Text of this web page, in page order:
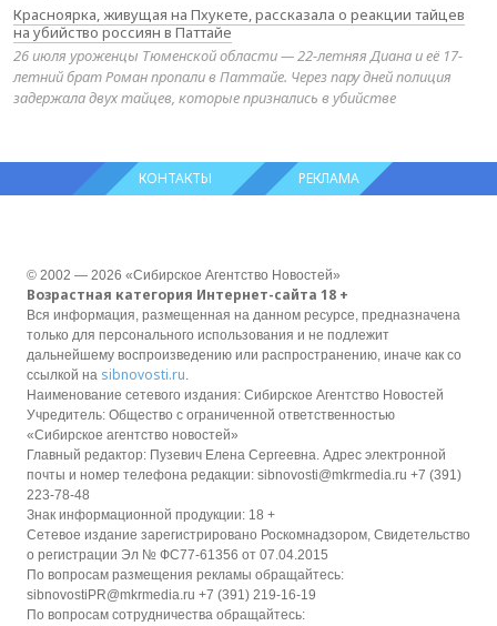
Красноярка, живущая на Пхукете, рассказала о реакции тайцев
на убийство россиян в Паттайе
26 июля уроженцы Тюменской области — 22-летняя Диана и её 17-
летний брат Роман пропали в Паттайе. Через пару дней полиция
задержала двух тайцев, которые признались в убийстве
КОНТАКТЫ РЕКЛАМА
© 2002 — 2026 «Сибирское Агентство Новостей»
Возрастная категория Интернет-сайта 18 +
Вся информация, размещенная на данном ресурсе, предназначена
только для персонального использования и не подлежит
дальнейшему воспроизведению или распространению, иначе как со
ссылкой на sibnovosti.ru.
Наименование сетевого издания: Сибирское Агентство Новостей
Учредитель: Общество с ограниченной ответственностью
«Сибирское агентство новостей»
Главный редактор: Пузевич Елена Сергеевна. Адрес электронной
почты и номер телефона редакции: sibnovosti@mkrmedia.ru +7 (391)
223-78-48
Знак информационной продукции: 18 +
Сетевое издание зарегистрировано Роскомнадзором, Свидетельство
о регистрации Эл № ФС77-61356 от 07.04.2015
По вопросам размещения рекламы обращайтесь:
sibnovostiPR@mkrmedia.ru +7 (391) 219-16-19
По вопросам сотрудничества обращайтесь: